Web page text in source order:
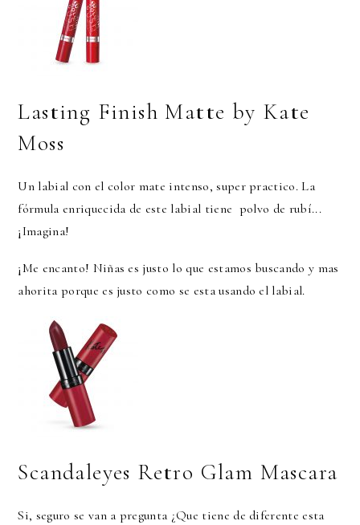
Lasting Finish Matte by Kate
Moss
Un labial con el color mate intenso, super practico. La
fórmula enriquecida de este labial tiene polvo de rubí...
¡Imagina!
¡Me encanto! Niñas es justo lo que estamos buscando y mas
ahorita porque es justo como se esta usando el labial.
Scandaleyes Retro Glam Mascara
Si, seguro se van a pregunta ¿Que tiene de diferente esta